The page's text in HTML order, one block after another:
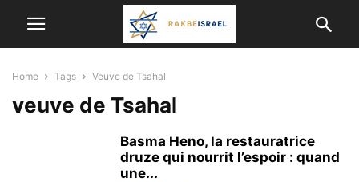
Home Tags Veuve de Tsahal
veuve de Tsahal
Basma Heno, la restauratrice
druze qui nourrit l’espoir : quand
une...